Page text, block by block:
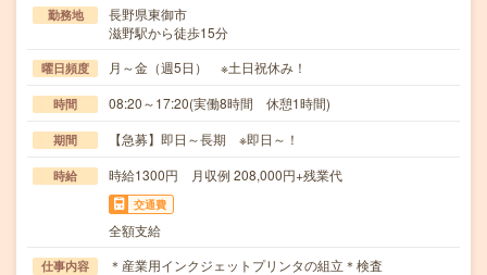
勤務地
長野県東御市
滋野駅から徒歩15分
曜日頻度 月～金（週5日） ※土日祝休み！
時間 08:20～17:20(実働8時間 休憩1時間)
期間 【急募】即日～長期 ※即日～！
時給 時給1300円 月収例 208,000円+残業代
交通費
全額支給
仕事内容 ＊産業用インクジェットプリンタの組立＊検査